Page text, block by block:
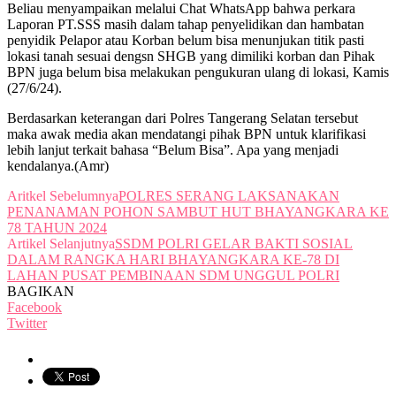
Beliau menyampaikan melalui Chat WhatsApp bahwa perkara
Laporan PT.SSS masih dalam tahap penyelidikan dan hambatan
penyidik Pelapor atau Korban belum bisa menunjukan titik pasti
lokasi tanah sesuai dengsn SHGB yang dimiliki korban dan Pihak
BPN juga belum bisa melakukan pengukuran ulang di lokasi, Kamis
(27/6/24).
Berdasarkan keterangan dari Polres Tangerang Selatan tersebut
maka awak media akan mendatangi pihak BPN untuk klarifikasi
lebih lanjut terkait bahasa “Belum Bisa”. Apa yang menjadi
kendalanya.(Amr)
Aritkel SebelumnyaPOLRES SERANG LAKSANAKAN
PENANAMAN POHON SAMBUT HUT BHAYANGKARA KE
78 TAHUN 2024
Artikel SelanjutnyaSSDM POLRI GELAR BAKTI SOSIAL
DALAM RANGKA HARI BHAYANGKARA KE-78 DI
LAHAN PUSAT PEMBINAAN SDM UNGGUL POLRI
BAGIKAN
Facebook
Twitter